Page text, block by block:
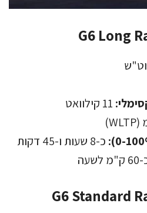
כ-8 שעות ו-45 דקות
לשעה